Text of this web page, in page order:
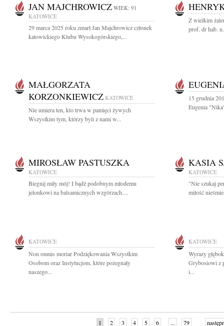
JAN MAJCHROWICZ WIEK: 91
KATOWICE
29 marca 2025 roku zmarł Jan Majchrowicz członek
katowickiego Klubu Wysokogórskiego,...
Z wielkim
prof. dr hab.
MAŁGORZATA
KORZONKIEWICZ KATOWICE
Nie umiera ten, kto trwa w pamięci żywych
Wszystkim tym, którzy byli z nami w...
15 grudnia
Eugenia
MIROSŁAW PASTUSZKA
KATOWICE
Biegnij miły mój! I bądź podobnym młodemu
jelonkowi na balsamicznych wzgórzach....
KASIA
KATOWICE
"Nie szukaj
miłość
KATOWICE
Non onmis moriar Podziękowania Wszystkim
Osobom oraz Instytucjom, które pożegnały
naszego...
KATOWICE
Wyrazy
Grybosiowi z
i...
1 2 3 4 5 6 ... 79